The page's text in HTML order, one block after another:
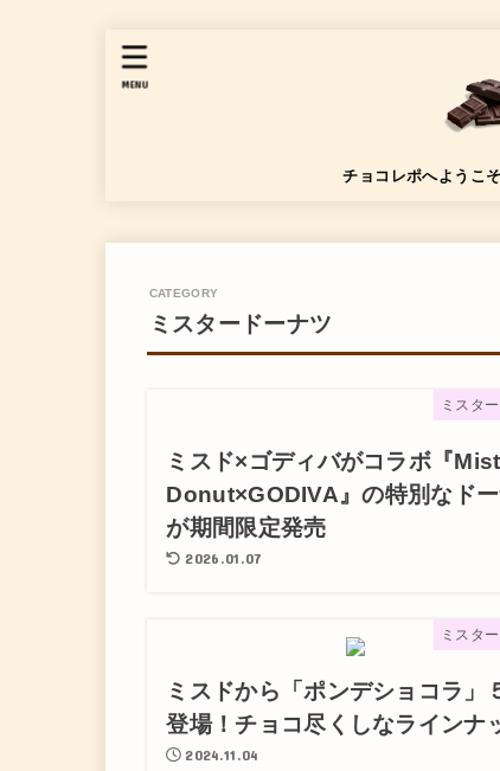
チョコレポへようこそ
MENU
ミスタードーナツ
ミスタ
ミスド×ゴディバがコラボ『
Donut×GODIVA』の特別なド
が期間限定発売
2026.01.07
ミスタ
ミスドから「ポンデショコラ」
登場！チョコ尽くしなラインナ
2024.11.04